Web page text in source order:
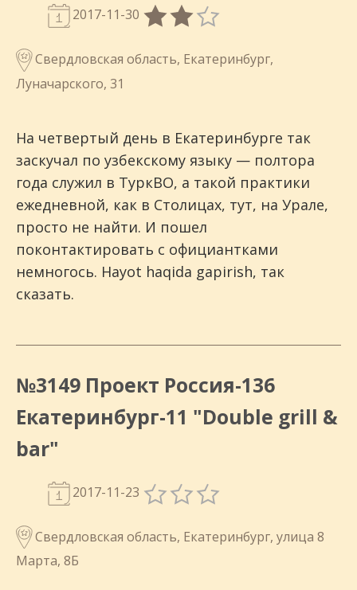
2017-11-30
Свердловская область, Екатеринбург,
Луначарского, 31
На четвертый день в Екатеринбурге так
заскучал по узбекскому языку — полтора
года служил в ТуркВО, а такой практики
ежедневной, как в Столицах, тут, на Урале,
просто не найти. И пошел
поконтактировать с официантками
немногось. Hayot haqida gapirish, так
сказать.
№3149 Проект Россия-136
Екатеринбург-11 "Double grill &
bar"
2017-11-23
Свердловская область, Екатеринбург, улица 8
Марта, 8Б